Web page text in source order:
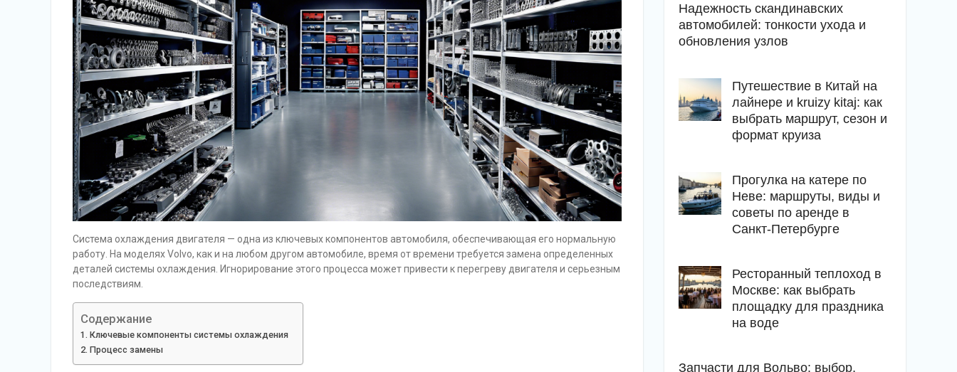
Система охлаждения двигателя — одна из ключевых компонентов автомобиля, обеспечивающая его нормальную
работу. На моделях Volvo, как и на любом другом автомобиле, время от времени требуется замена определенных
деталей системы охлаждения. Игнорирование этого процесса может привести к перегреву двигателя и серьезным
последствиям.
Содержание
Ключевые компоненты системы охлаждения
Процесс замены
Надежность скандинавских
автомобилей: тонкости ухода и
обновления узлов
Путешествие в Китай на
лайнере и kruizy kitaj: как
выбрать маршрут, сезон и
формат круиза
Прогулка на катере по
Неве: маршруты, виды и
советы по аренде в
Санкт-Петербурге
Ресторанный теплоход в
Москве: как выбрать
площадку для праздника
на воде
Запчасти для Вольво: выбор,